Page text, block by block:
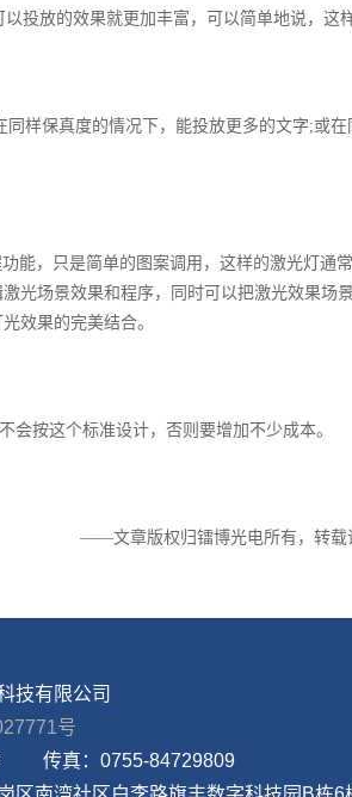
投放的效果就更加丰富，可以简单地说，这
样保真度的情况下，能投放更多的文字;或
能，只是简单的图案调用，这样的激光灯通
光场景效果和程序，同时可以把激光效果
效果的完美结合。
按这个标准设计，否则要增加不少成本。
——文章版权归镭博光电所有，转
技有限公司
号
传真： 0755-84729809